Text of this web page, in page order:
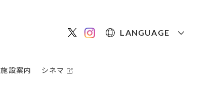
LANGUAGE
施設案内 シネマ